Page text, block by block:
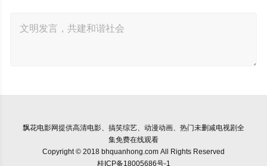
飘花电影网提供高清电影、搞笑综艺、动漫动画、热门未删减电视剧全
集免费在线观看
Copyright © 2018 bhquanhong.com All Rights Reserved
桂ICP备18005686号-1